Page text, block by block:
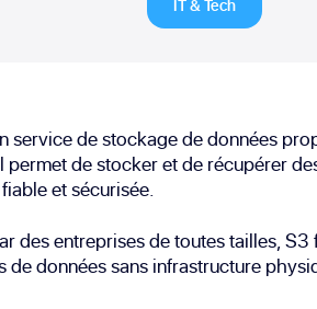
IT & Tech
service de stockage de données
permet de stocker et de récupérer
et sécurisée.
des entreprises de toutes tailles,
de données sans infrastructure